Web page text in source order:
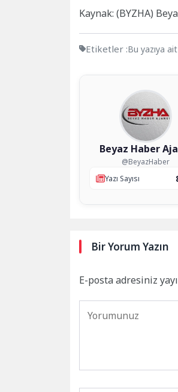
Kaynak: (BYZHA)
Etiketler :Bu yazıya
Beyaz Haber
@BeyazHaber
Yazı Sayısı
Bir Yorum Yazın
E-posta adresiniz